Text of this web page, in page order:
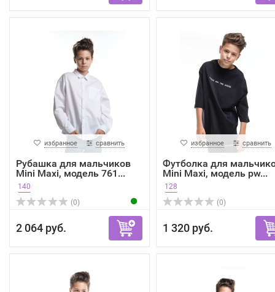
избранное сравнить
Рубашка для мальчиков
Mini Maxi, модель 761...
140
(0)
2 064 руб.
избранное сравнить
Футболка для
Mini Maxi, модель pw...
128
(0)
1 320 руб.